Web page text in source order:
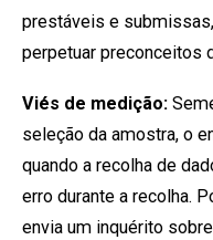
prestáveis e
perpetuar preconceitos
Viés de medição:
seleção da amostra, o
quando a recolha de
erro durante a recolha.
envia um inquérito